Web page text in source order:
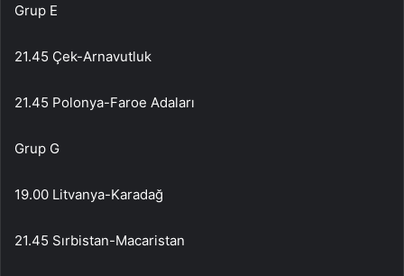
Grup E
21.45 Çek-Arnavutluk
21.45 Polonya-Faroe Adaları
Grup G
19.00 Litvanya-Karadağ
21.45 Sırbistan-Macaristan